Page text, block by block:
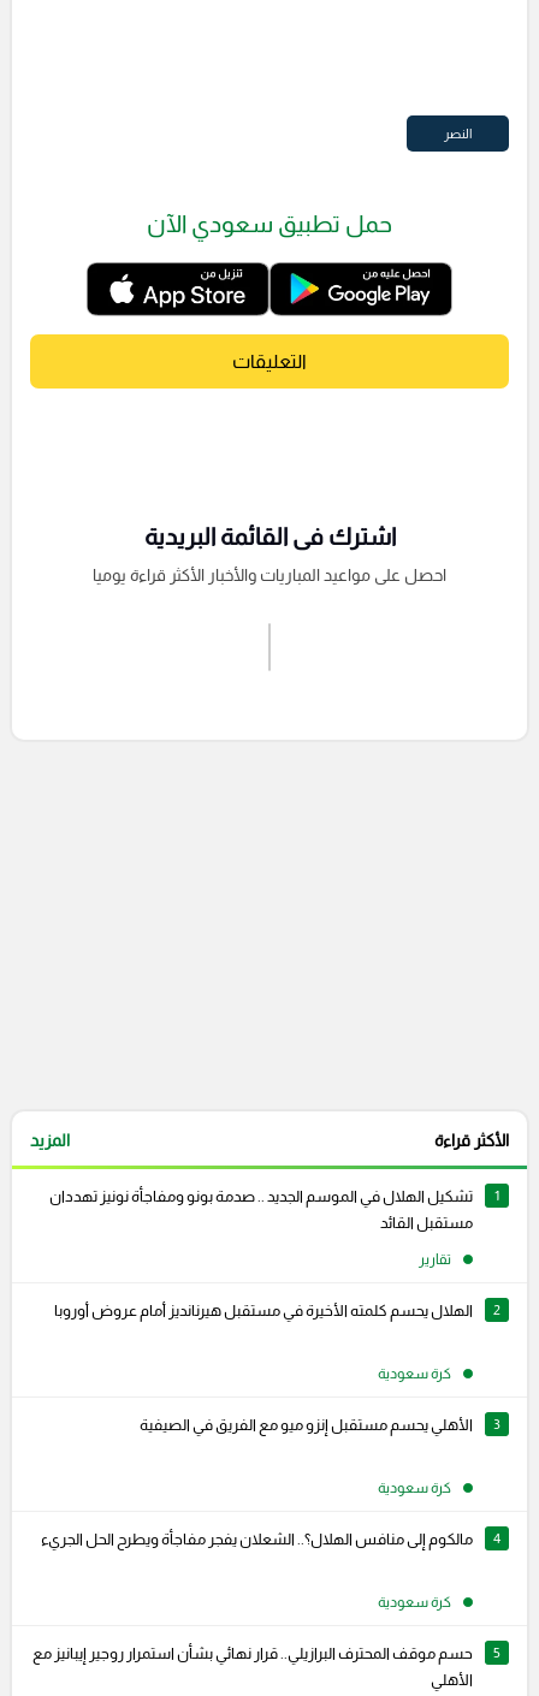
النصر
حمل تطبيق سعودي الآن
التعليقات
اشترك فى القائمة البريدية
احصل على مواعيد المباريات والأخبار الأكثر قراءة يوميا
الأكثر قراءة المزيد
1
تشكيل الهلال في الموسم الجديد .. صدمة بونو ومفاجأة نونيز تهددان
مستقبل القائد
تقارير
2 الهلال يحسم كلمته الأخيرة في مستقبل هيرنانديز أمام عروض أوروبا
كرة سعودية
3 الأهلي يحسم مستقبل إنزو ميو مع الفريق في الصيفية
كرة سعودية
4 مالكوم إلى منافس الهلال؟.. الشعلان يفجر مفاجأة ويطرح الحل الجريء
كرة سعودية
5
حسم موقف المحترف البرازيلي.. قرار نهائي بشأن استمرار روجير إيبانيز مع
الأهلي